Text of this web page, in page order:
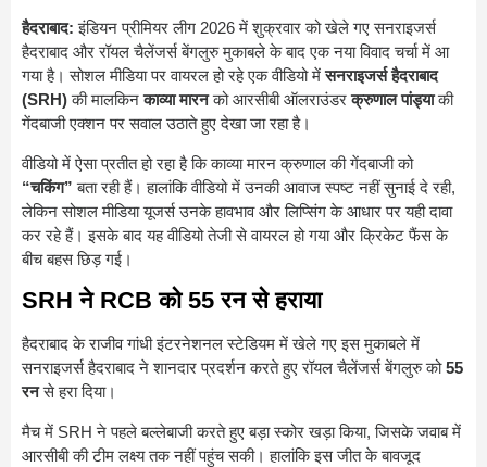
हैदराबाद: इंडियन प्रीमियर लीग 2026 में शुक्रवार को खेले गए सनराइजर्स
हैदराबाद और रॉयल चैलेंजर्स बेंगलुरु मुकाबले के बाद एक नया विवाद चर्चा में आ
गया है। सोशल मीडिया पर वायरल हो रहे एक वीडियो मेंसनराइजर्स हैदराबाद
(SRH)की मालकिनकाव्या मारनको आरसीबी ऑलराउंडरक्रुणाल पांड्याकी
गेंदबाजी एक्शन पर सवाल उठाते हुए देखा जा रहा है।
वीडियो में ऐसा प्रतीत हो रहा है कि काव्या मारन क्रुणाल की गेंदबाजी को
“चकिंग” बता रही हैं। हालांकि वीडियो में उनकी आवाज स्पष्ट नहीं सुनाई दे रही,
लेकिन सोशल मीडिया यूजर्स उनके हावभाव और लिप्सिंग के आधार पर यही दावा
कर रहे हैं। इसके बाद यह वीडियो तेजी से वायरल हो गया और क्रिकेट फैंस के
बीच बहस छिड़ गई।
SRH ने RCB को 55 रन से हराया
हैदराबाद के राजीव गांधी इंटरनेशनल स्टेडियम में खेले गए इस मुकाबले में
सनराइजर्स हैदराबाद ने शानदार प्रदर्शन करते हुए रॉयल चैलेंजर्स बेंगलुरु को55
रनसे हरा दिया।
मैच में SRH ने पहले बल्लेबाजी करते हुए बड़ा स्कोर खड़ा किया, जिसके जवाब में
आरसीबी की टीम लक्ष्य तक नहीं पहुंच सकी। हालांकि इस जीत के बावजूद